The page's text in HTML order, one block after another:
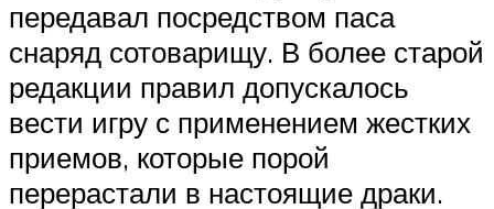
передавал посредством паса
снаряд сотоварищу. В более старой
редакции правил допускалось
вести игру с применением жестких
приемов, которые порой
перерастали в настоящие драки.